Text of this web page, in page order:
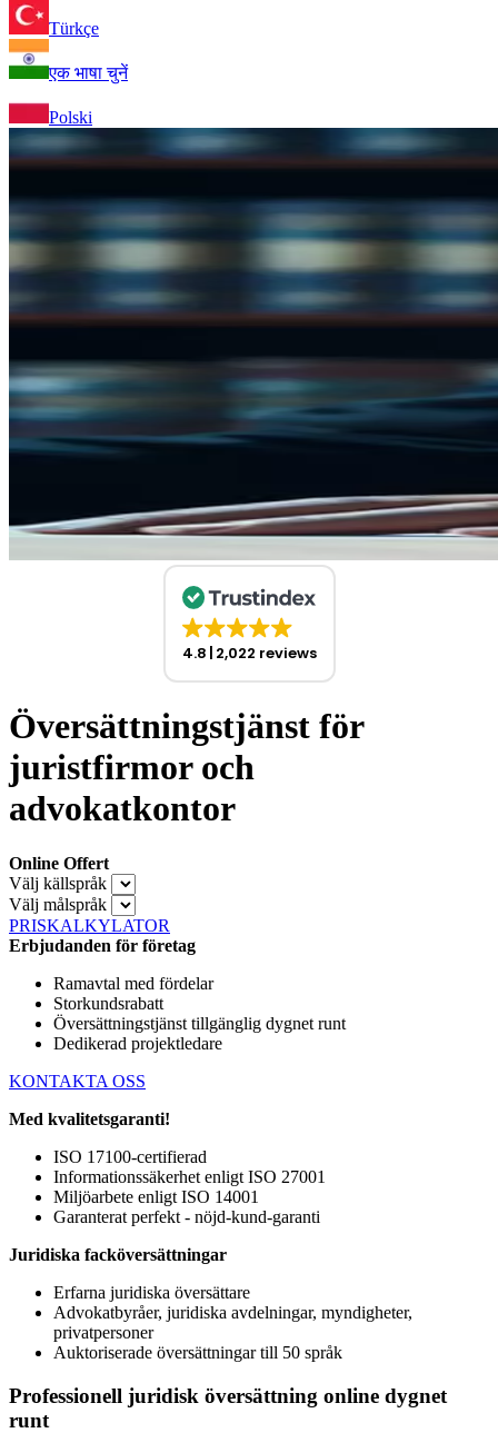
Türkçe
एक भाषा चुनें
Polski
4.8 2,022 reviews
Översättningstjänst för
juristfirmor och
advokatkontor
Online Offert
Välj källspråk
Välj målspråk
PRISKALKYLATOR
Erbjudanden för företag
Ramavtal med fördelar
Storkundsrabatt
Översättningstjänst tillgänglig dygnet runt
Dedikerad projektledare
KONTAKTA OSS
Med kvalitetsgaranti!
ISO 17100-certifierad
Informationssäkerhet enligt ISO 27001
Miljöarbete enligt ISO 14001
Garanterat perfekt - nöjd-kund-garanti
Juridiska facköversättningar
Erfarna juridiska översättare
Advokatbyråer, juridiska avdelningar, myndigheter,
privatpersoner
Auktoriserade översättningar till 50 språk
Professionell juridisk översättning online dygnet
runt